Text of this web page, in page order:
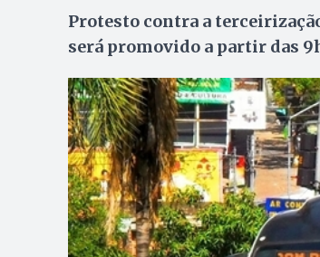
Protesto contra a
será promovido a partir das